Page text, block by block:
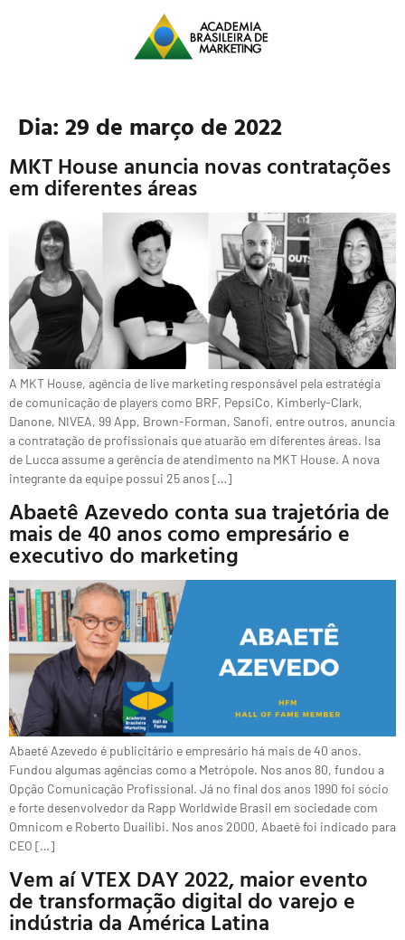
Dia: 29 de março de 2022
MKT House anuncia novas contratações
em diferentes áreas
A MKT House, agência de live marketing responsável pela estratégia
de comunicação de players como BRF, PepsiCo, Kimberly-Clark,
Danone, NIVEA, 99 App, Brown-Forman, Sanofi, entre outros, anuncia
a contratação de profissionais que atuarão em diferentes áreas. Isa
de Lucca assume a gerência de atendimento na MKT House. A nova
integrante da equipe possui 25 anos […]
Abaetê Azevedo conta sua trajetória de
mais de 40 anos como empresário e
executivo do marketing
Abaetê Azevedo é publicitário e empresário há mais de 40 anos.
Fundou algumas agências como a Metrópole. Nos anos 80, fundou a
Opção Comunicação Profissional. Já no final dos anos 1990 foi sócio
e forte desenvolvedor da Rapp Worldwide Brasil em sociedade com
Omnicom e Roberto Duailibi. Nos anos 2000, Abaetê foi indicado para
CEO […]
Vem aí VTEX DAY 2022, maior evento
de transformação digital do varejo e
indústria da América Latina